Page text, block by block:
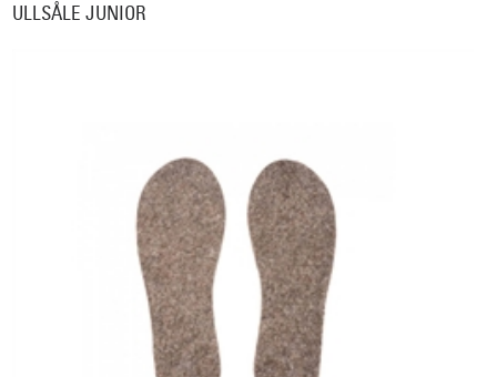
ULLSÅLE JUNIOR